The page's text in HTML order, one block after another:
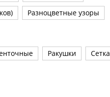
Разноцветные узоры
Ракушки
Сетка